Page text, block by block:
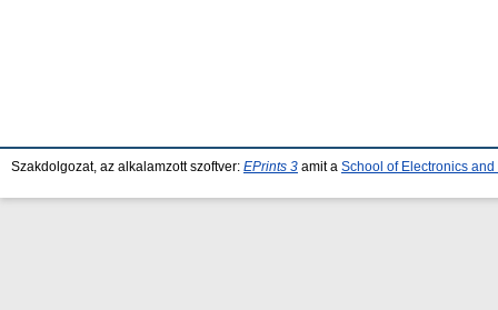
Szakdolgozat, az alkalamzott szoftver: EPrints 3 amit a School of Electronics